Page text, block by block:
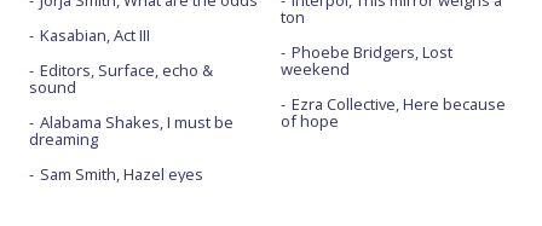
Kasabian, Act III
Editors, Surface, echo &
sound
Alabama Shakes, I must be
dreaming
Sam Smith, Hazel eyes
ton
Phoebe Bridgers, Lost
weekend
Ezra Collective, Here because
of hope